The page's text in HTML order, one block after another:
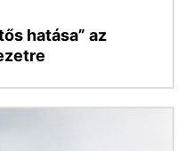
hatása” az